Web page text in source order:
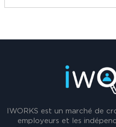
IWORKS est un marché de
employeurs et les